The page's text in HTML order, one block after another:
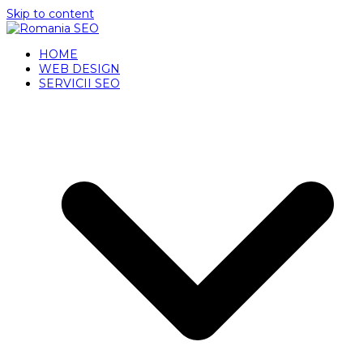
Skip to content
HOME
WEB DESIGN
SERVICII SEO